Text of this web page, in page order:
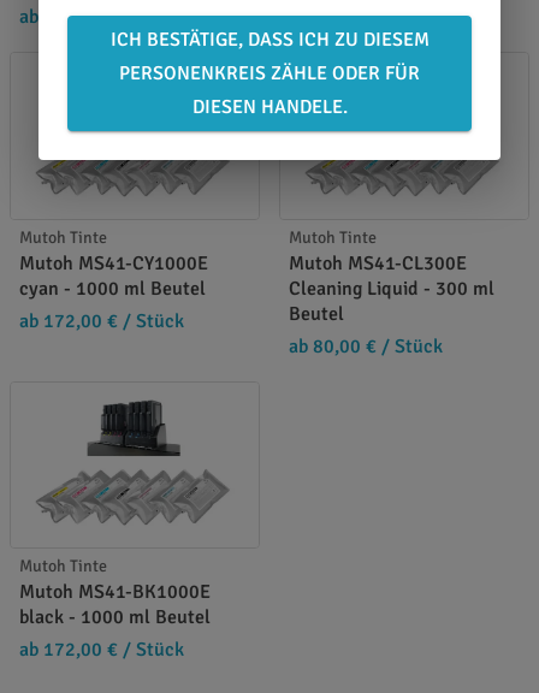
ab 172,00 €/ Stück
ab 172,00 €/ Stück
Mutoh Tinte
Mutoh MS41-CY1000E
cyan - 1000 ml Beutel
ab 172,00 € / Stück
Mutoh Tinte
Mutoh MS41-CL300E
Cleaning Liquid - 300 ml
Beutel
ab 80,00 € / Stück
Mutoh Tinte
Mutoh MS41-BK1000E
black - 1000 ml Beutel
ab 172,00 € / Stück
ICH BESTÄTIGE, DASS ICH ZU DIESEM
PERSONENKREIS ZÄHLE ODER FÜR
DIESEN HANDELE.